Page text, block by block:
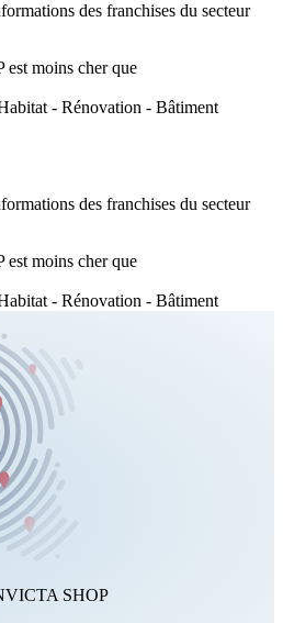
des franchises du secteur
moins cher que
- Rénovation - Bâtiment
des franchises du secteur
moins cher que
- Rénovation - Bâtiment
SHOP